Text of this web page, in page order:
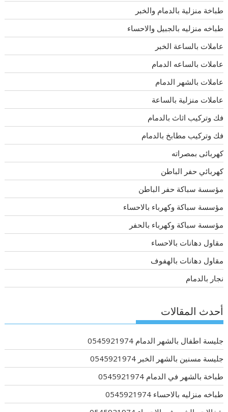
طباخة منزلية بالدمام والخبر
طباخه منزليه بالجبيل والاحساء
عاملات بالساعة الخبر
عاملات بالساعه الدمام
عاملات بالشهر الدمام
عاملات منزلية بالساعة
فك وتركيب اثاث بالدمام
فك وتركيب مطابخ بالدمام
كهربائى بمصراته
كهربائي حفر الباطن
مؤسسة سباكة حفر الباطن
مؤسسة سباكة وكهرباء بالاحساء
مؤسسة سباكة وكهرباء بالحفر
مقاول دهانات بالاحساء
مقاول دهانات بالهفوف
نجار بالدمام
أحدث المقالات
جليسة اطفال بالشهر الدمام 0545921974
جليسة مسنين بالشهر الخبر 0545921974
طباخة بالشهر في الدمام 0545921974
طباخه منزليه بالاحساء 0545921974